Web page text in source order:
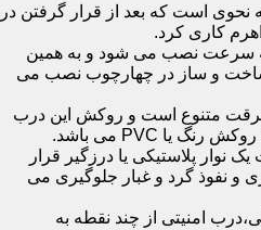
است که بعد از قرار گرفتن در
کاری کرد.
به سرعت نصب می شود و به همین
ساخت و ساز در چهارچوب نصب می
متنوع است و روکش این درب
نوار پلاستیکی یا درزگیر قرار
و نفوذ گرد و غبار جلوگیری می
امنیتی از چند نقطه به